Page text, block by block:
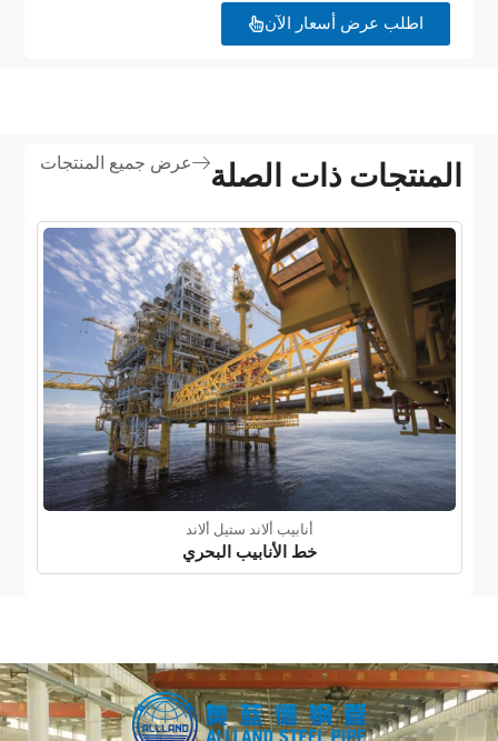
اطلب عرض أسعار الآن
المنتجات ذات الصلة عرض جميع المنتجات
أنابيب ألاند ستيل ألاند
خط الأنابيب البحري